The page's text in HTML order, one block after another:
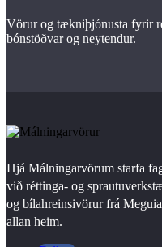
Vörur og tækniþjónusta fyrir
bónstöðvar og neytendur.
Hjá Málningarvörum starfa
við réttinga- og
og bílahreinsivörur frá
allan heim.